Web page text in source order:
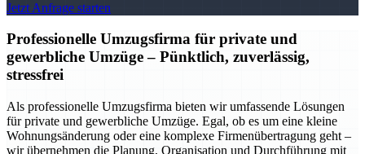
Jetzt Anfrage starten
Professionelle Umzugsfirma für private und
gewerbliche Umzüge – Pünktlich, zuverlässig,
stressfrei
Als professionelle Umzugsfirma bieten wir umfassende Lösungen
für private und gewerbliche Umzüge. Egal, ob es um eine kleine
Wohnungsänderung oder eine komplexe Firmenübertragung geht –
wir übernehmen die Planung, Organisation und Durchführung mit